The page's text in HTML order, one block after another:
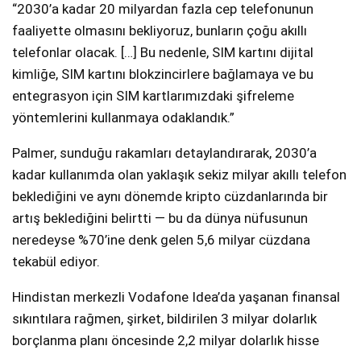
“2030’a kadar 20 milyardan fazla cep telefonunun
faaliyette olmasını bekliyoruz, bunların çoğu akıllı
telefonlar olacak. […] Bu nedenle, SIM kartını dijital
kimliğe, SIM kartını blokzincirlere bağlamaya ve bu
entegrasyon için SIM kartlarımızdaki şifreleme
yöntemlerini kullanmaya odaklandık.”
Palmer, sunduğu rakamları detaylandırarak, 2030’a
kadar kullanımda olan yaklaşık sekiz milyar akıllı telefon
beklediğini ve aynı dönemde kripto cüzdanlarında bir
artış beklediğini belirtti — bu da dünya nüfusunun
neredeyse %70’ine denk gelen 5,6 milyar cüzdana
tekabül ediyor.
Hindistan merkezli Vodafone Idea’da yaşanan finansal
sıkıntılara rağmen, şirket, bildirilen 3 milyar dolarlık
borçlanma planı öncesinde 2,2 milyar dolarlık hisse